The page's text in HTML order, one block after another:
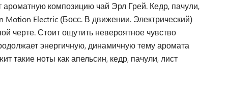
композицию чай Эрл Грей. Кедр, пачули,
Electric (Босс. В движении. Электрический)
черте. Стоит ощутить невероятное чувство
энергичную, динамичную тему аромата
такие ноты как апельсин, кедр, пачули, лист